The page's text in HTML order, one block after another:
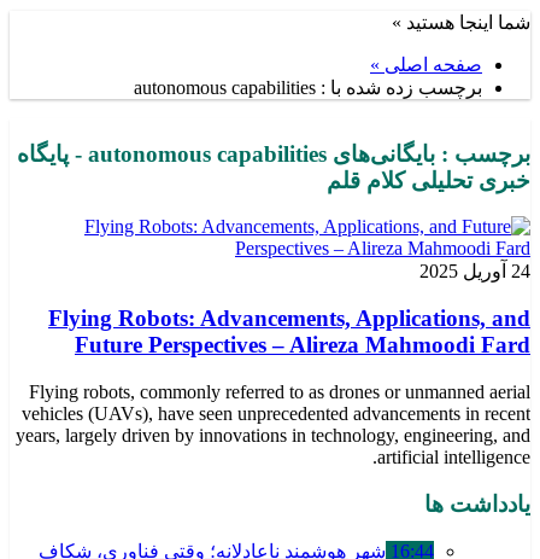
شما اینجا هستید »
صفحه اصلی »
برچسب زده شده با : autonomous capabilities
برچسب : بایگانی‌های autonomous capabilities - پایگاه
خبری تحلیلی کلام قلم
24 آوریل 2025
Flying Robots: Advancements, Applications, and
Future Perspectives – Alireza Mahmoodi Fard
Flying robots, commonly referred to as drones or unmanned aerial
vehicles (UAVs), have seen unprecedented advancements in recent
years, largely driven by innovations in technology, engineering, and
artificial intelligence.
یادداشت ها
16:44 شهر هوشمند ناعادلانه؛ وقتی فناوری، شکاف